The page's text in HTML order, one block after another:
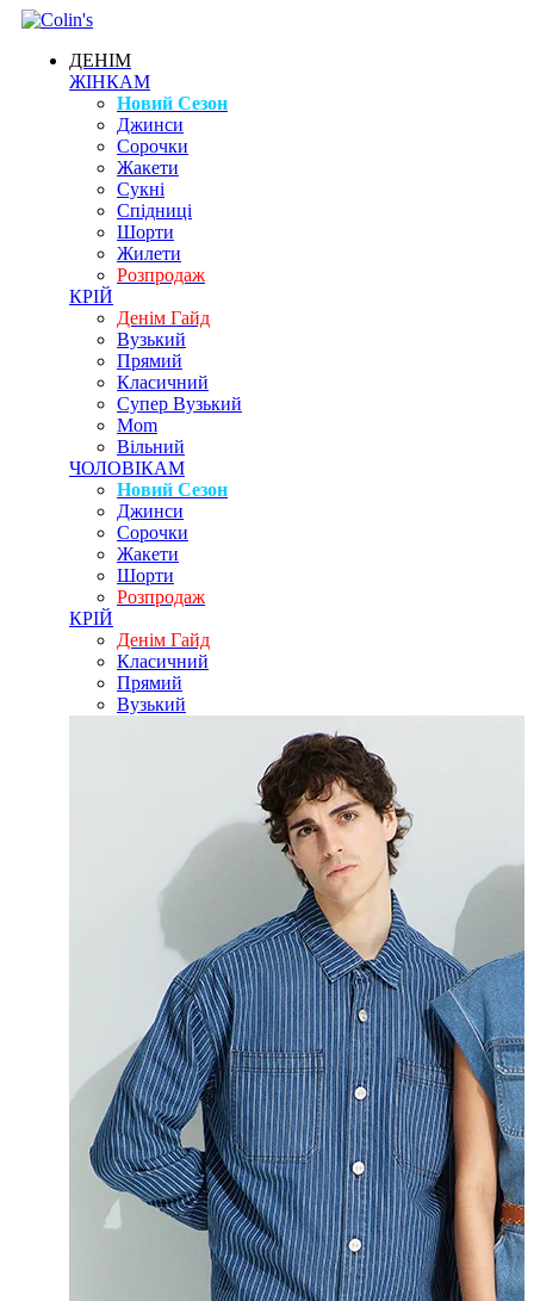
ДЕНІМ
ЖІНКАМ
Новий Сезон
Джинси
Сорочки
Жакети
Сукні
Спідниці
Шорти
Жилети
Розпродаж
КРІЙ
Денім Гайд
Вузький
Прямий
Класичний
Супер Вузький
Mom
Вільний
ЧОЛОВІКАМ
Новий Сезон
Джинси
Сорочки
Жакети
Шорти
Розпродаж
КРІЙ
Денім Гайд
Класичний
Прямий
Вузький